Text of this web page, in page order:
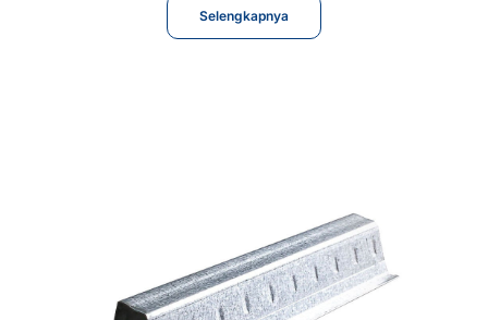
Selengkapnya